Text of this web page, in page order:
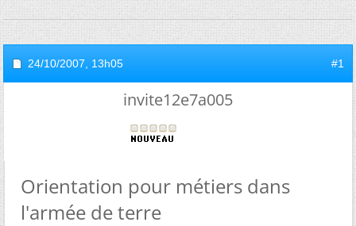
24/10/2007, 13h05 #1
invite12e7a005
Orientation pour métiers dans
l'armée de terre